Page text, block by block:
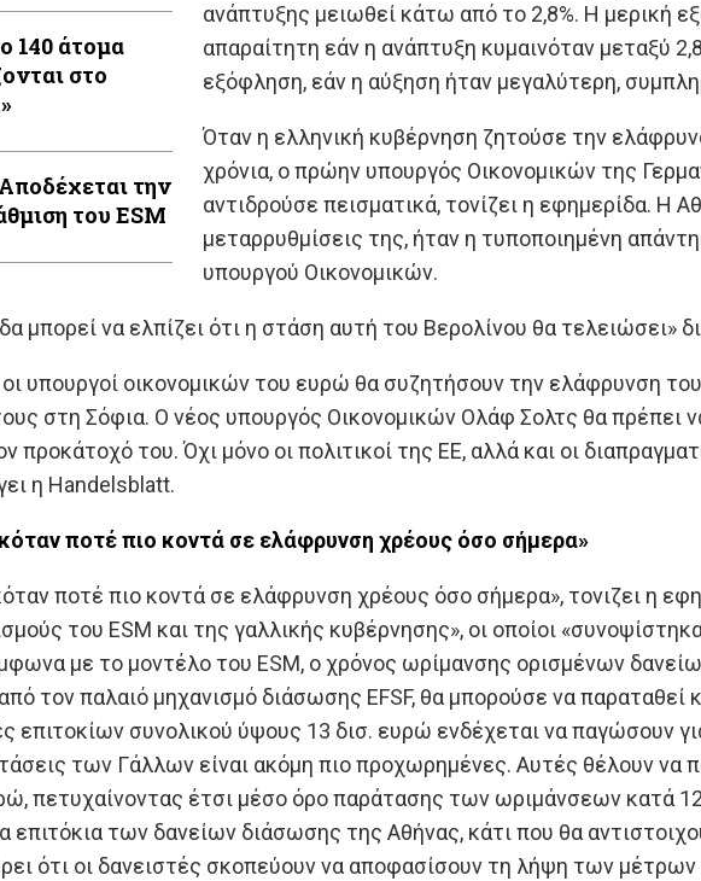
140 άτομα
στο
την
του ESM
ανάπτυξης μειωθεί κάτω από το 2,8%. Η μερική
απαραίτητη εάν η ανάπτυξη κυμαινόταν μεταξύ
εξόφληση, εάν η αύξηση ήταν μεγαλύτερη,
Όταν η ελληνική κυβέρνηση ζητούσε την
χρόνια, ο πρώην υπουργός Οικονομικών της
αντιδρούσε πεισματικά, τονίζει η εφημερίδα. Η
μεταρρυθμίσεις της, ήταν η τυποποιημένη
υπουργού Οικονομικών.
μπορεί να ελπίζει ότι η στάση αυτή του Βερολίνου θα τελειώσει»
υπουργοί οικονομικών του ευρώ θα συζητήσουν την ελάφρυνση
στη Σόφια. Ο νέος υπουργός Οικονομικών Oλάφ Σολτς θα πρέπει
προκάτοχό του. Όχι μόνο οι πολιτικοί της ΕΕ, αλλά και οι
η Handelsblatt.
ποτέ πιο κοντά σε ελάφρυνση χρέους όσο σήμερα»
ποτέ πιο κοντά σε ελάφρυνση χρέους όσο σήμερα», τονιζει η
του ESM και της γαλλικής κυβέρνησης», οι οποίοι
με το μοντέλο του ESM, ο χρόνος ωρίμανσης ορισμένων
τον παλαιό μηχανισμό διάσωσης EFSF, θα μπορούσε να παραταθεί
επιτοκίων συνολικού ύψους 13 δισ. ευρώ ενδέχεται να παγώσουν
των Γάλλων είναι ακόμη πιο προχωρημένες. Αυτές θέλουν
πετυχαίνοντας έτσι μέσο όρο παράτασης των ωριμάνσεων κατά
επιτόκια των δανείων διάσωσης της Αθήνας, κάτι που θα
ότι οι δανειστές σκοπεύουν να αποφασίσουν τη λήψη των